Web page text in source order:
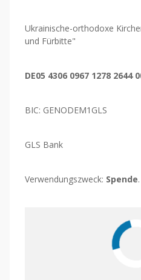
Ukrainische-orthodoxe
und Fürbitte"
DE05 4306 0967 1278 2644
BIC: GENODEM1GLS
GLS Bank
Verwendungszweck: Spende.